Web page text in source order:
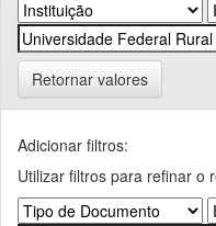
Retornar valores
Adicionar filtros:
Utilizar filtros para refinar o